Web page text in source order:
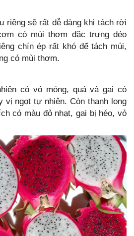
riêng sẽ rất dễ dàng khi tách rời
có mùi thơm đặc trưng dẻo
chín ép rất khó để tách múi,
có mùi thơm.
có vỏ mỏng, quả và gai có
vị ngọt tự nhiên. Còn thanh long
có màu đỏ nhạt, gai bị héo, vỏ